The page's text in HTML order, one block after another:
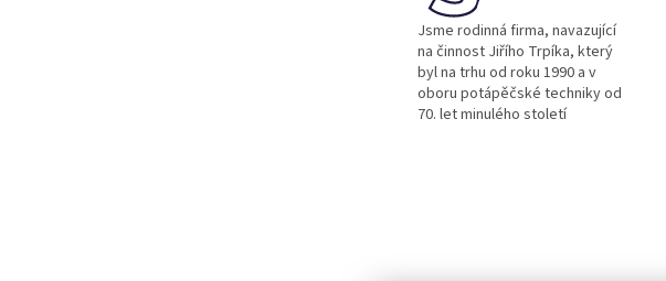
Jsme rodinná firma, navazující
na činnost Jiřího Trpíka, který
byl na trhu od roku 1990 a v
oboru potápěčské techniky od
70. let minulého století